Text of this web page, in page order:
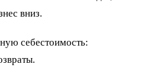
вниз.
себестоимость: